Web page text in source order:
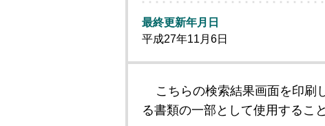
最終更新年月日
平成27年11月6日
こちらの検索結果画面を印刷
る書類の一部として使用するこ